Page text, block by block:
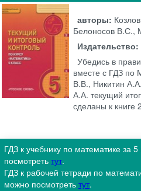
авторы:
Белоносов В.С.,
Издательство:
Убедись в
вместе с ГДЗ по
В.В., Никитин
А.А. текущий
сделаны к книге
ГДЗ к учебнику по математике за
посмотреть тут.
ГДЗ к рабочей тетради по
можно посмотреть тут.